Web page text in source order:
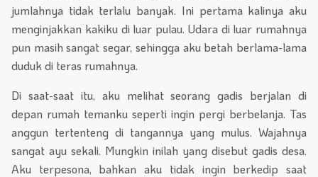
jumlahnya tidak terlalu banyak. Ini pertama kalinya aku
menginjakkan kakiku di luar pulau. Udara di luar rumahnya
pun masih sangat segar, sehingga aku betah berlama-lama
duduk di teras rumahnya.
Di saat-saat itu, aku melihat seorang gadis berjalan di
depan rumah temanku seperti ingin pergi berbelanja. Tas
anggun tertenteng di tangannya yang mulus. Wajahnya
sangat ayu sekali. Mungkin inilah yang disebut gadis desa.
Aku terpesona, bahkan aku tidak ingin berkedip saat